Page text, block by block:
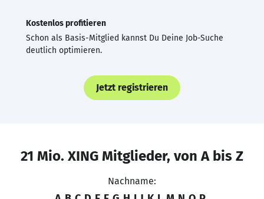
Kostenlos profitieren
Schon als Basis-Mitglied kannst Du Deine Job-Suche
deutlich optimieren.
Jetzt registrieren
21 Mio. XING Mitglieder, von A bis Z
Nachname: